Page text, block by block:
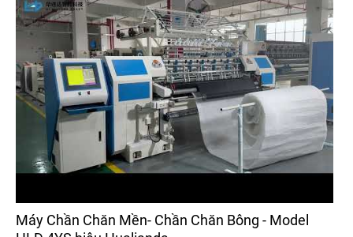
Máy Chần Chăn Mền- Chần Chăn Bông - Model